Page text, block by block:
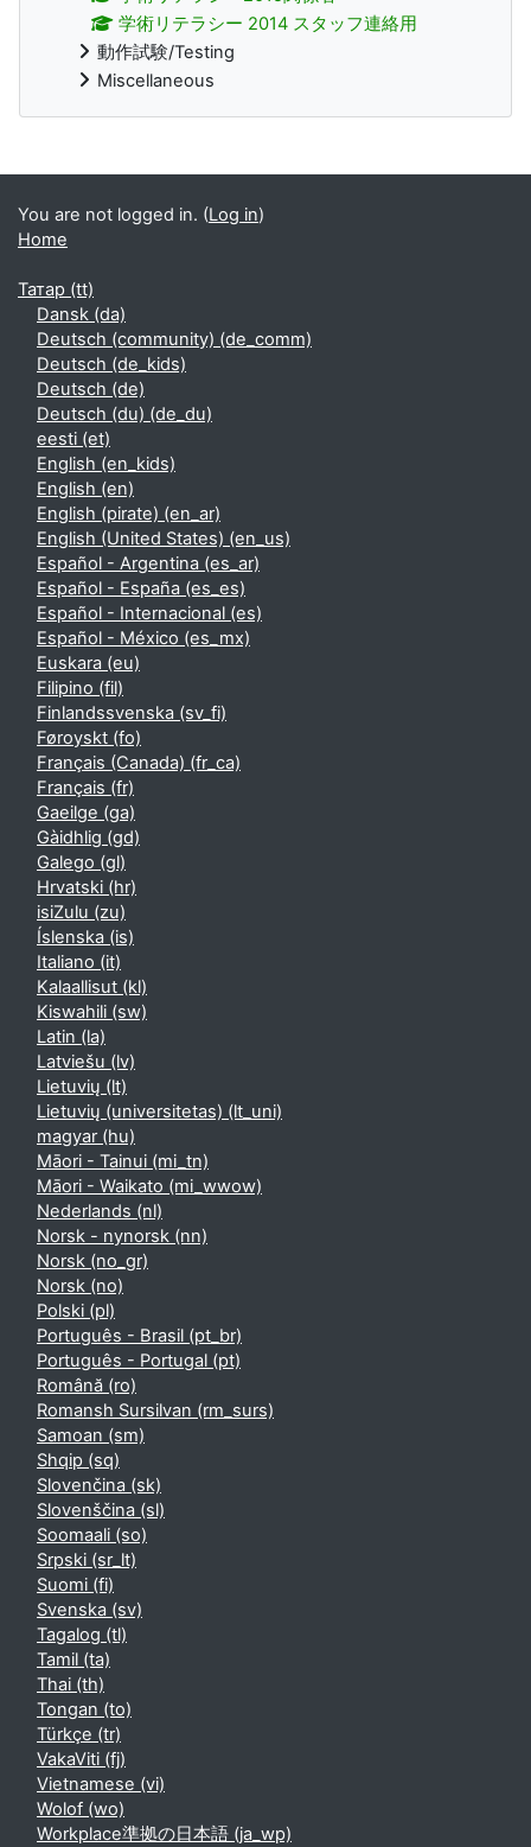
学術リテラシー 2014 スタッフ連絡用
動作試験/Testing
Miscellaneous
Supplementary blocks
You are not logged in. (Log in)
Home
Татар ‎(tt)‎
Dansk ‎(da)‎
Deutsch (community) ‎(de_comm)‎
Deutsch ‎(de_kids)‎
Deutsch ‎(de)‎
Deutsch (du) ‎(de_du)‎
eesti ‎(et)‎
English ‎(en_kids)‎
English ‎(en)‎
English (pirate) ‎(en_ar)‎
English (United States) ‎(en_us)‎
Español - Argentina ‎(es_ar)‎
Español - España ‎(es_es)‎
Español - Internacional ‎(es)‎
Español - México ‎(es_mx)‎
Euskara ‎(eu)‎
Filipino ‎(fil)‎
Finlandssvenska ‎(sv_fi)‎
Føroyskt ‎(fo)‎
Français (Canada) ‎(fr_ca)‎
Français ‎(fr)‎
Gaeilge ‎(ga)‎
Gàidhlig ‎(gd)‎
Galego ‎(gl)‎
Hrvatski ‎(hr)‎
isiZulu ‎(zu)‎
Íslenska ‎(is)‎
Italiano ‎(it)‎
Kalaallisut ‎(kl)‎
Kiswahili ‎(sw)‎
Latin ‎(la)‎
Latviešu ‎(lv)‎
Lietuvių ‎(lt)‎
Lietuvių (universitetas) ‎(lt_uni)‎
magyar ‎(hu)‎
Māori - Tainui ‎(mi_tn)‎
Māori - Waikato ‎(mi_wwow)‎
Nederlands ‎(nl)‎
Norsk - nynorsk ‎(nn)‎
Norsk ‎(no_gr)‎
Norsk ‎(no)‎
Polski ‎(pl)‎
Português - Brasil ‎(pt_br)‎
Português - Portugal ‎(pt)‎
Română ‎(ro)‎
Romansh Sursilvan ‎(rm_surs)‎
Samoan ‎(sm)‎
Shqip ‎(sq)‎
Slovenčina ‎(sk)‎
Slovenščina ‎(sl)‎
Soomaali ‎(so)‎
Srpski ‎(sr_lt)‎
Suomi ‎(fi)‎
Svenska ‎(sv)‎
Tagalog ‎(tl)‎
Tamil ‎(ta)‎
Thai ‎(th)‎
Tongan ‎(to)‎
Türkçe ‎(tr)‎
VakaViti ‎(fj)‎
Vietnamese ‎(vi)‎
Wolof ‎(wo)‎
Workplace準拠の日本語 ‎(ja_wp)‎